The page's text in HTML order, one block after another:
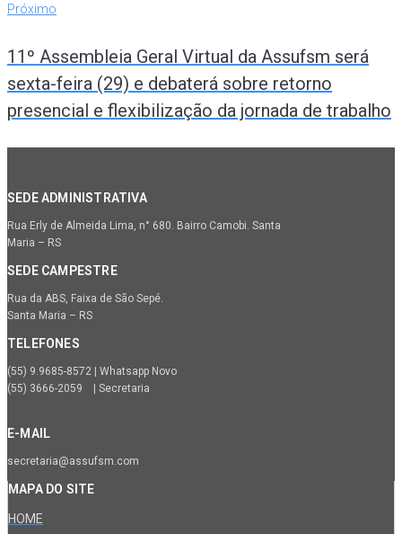
Próximo
11º Assembleia Geral Virtual da Assufsm será
sexta-feira (29) e debaterá sobre retorno
presencial e flexibilização da jornada de trabalho
SEDE ADMINISTRATIVA
Rua Erly de Almeida Lima, n° 680. Bairro Camobi. Santa
Maria – RS
SEDE CAMPESTRE
Rua da ABS, Faixa de São Sepé.
Santa Maria – RS
TELEFONES
(55) 9.9685-8572 | Whatsapp Novo
(55) 3666-2059 | Secretaria
E-MAIL
secretaria@assufsm.com
MAPA DO SITE
HOME